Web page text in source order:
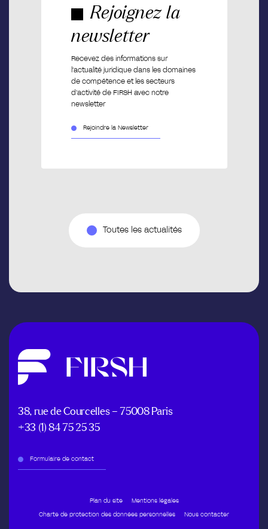
Rejoignez la
newsletter
Recevez des informations sur
l’actualité juridique dans les domaines
de compétence et les secteurs
d’activité de FIRSH avec notre
newsletter
Rejoindre la Newsletter
Toutes les actualités
38, rue de Courcelles – 75008 Paris
+33 (1) 84 75 25 35
Formulaire de contact
Plan du site Mentions légales
Charte de protection des données personnelles Nous contacter